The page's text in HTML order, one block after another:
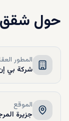
حول شقق
المطور
شركة بي
الموقع
جزيرة